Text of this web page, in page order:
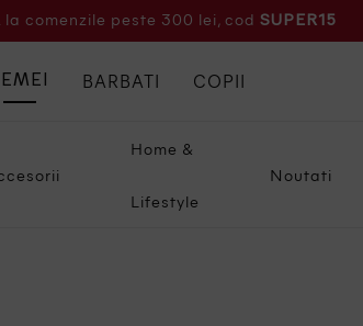
la comenzile peste 300 lei, cod SUPER15
Home &
Lifestyle
Noutati
BARBATI COPII